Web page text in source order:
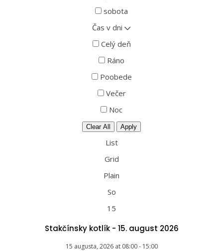
sobota
Čas v dni
Celý deň
Ráno
Poobede
Večer
Noc
Clear All Apply
List
Grid
Plain
So
15
Stakčínsky kotlík - 15. august 2026
15 augusta, 2026 at 08:00- 15:00